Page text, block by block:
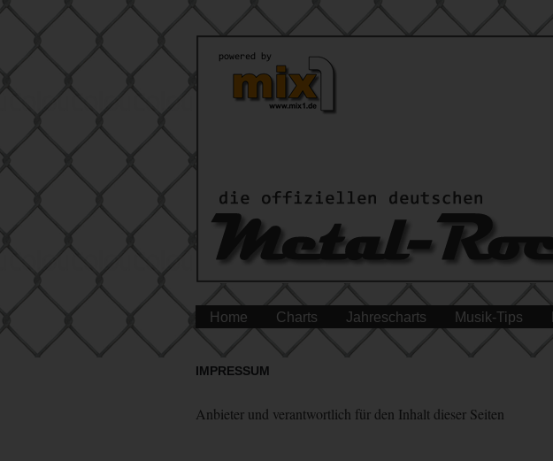
Home Charts Jahrescharts Musik-Tips
IMPRESSUM
Anbieter und verantwortlich für den Inhalt dieser Seiten